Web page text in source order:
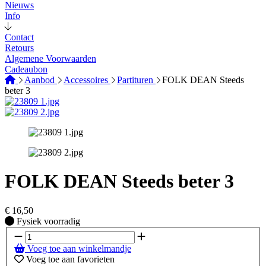
Nieuws
Info
Contact
Retours
Algemene Voorwaarden
Cadeaubon
Aanbod
Accessoires Partituren
FOLK DEAN Steeds
beter 3
FOLK DEAN Steeds beter 3
€ 16,50
Fysiek voorradig
Fysiek voorradig
Voeg toe aan winkelmandje
Voeg toe aan favorieten